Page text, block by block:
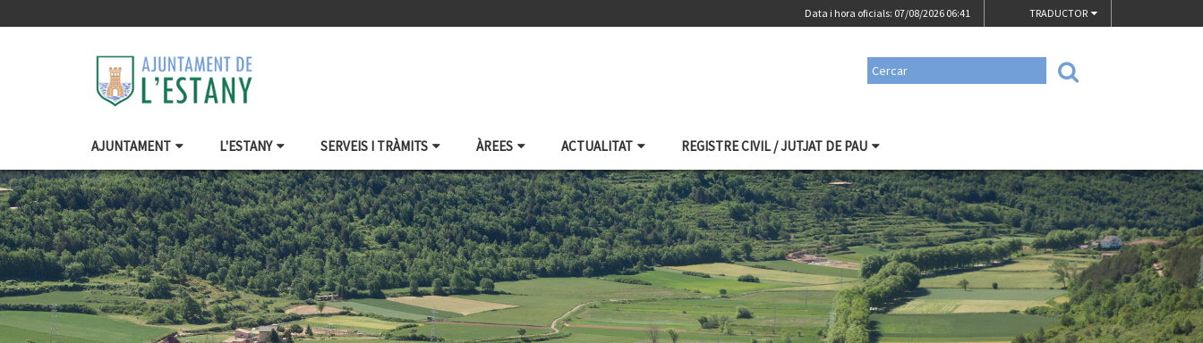
Data i hora oficials: 07/08/2026 06:41 TRADUCTOR
AJUNTAMENT L'ESTANY SERVEIS I TRÀMITS ÀREES ACTUALITAT REGISTRE CIVIL / JUTJAT DE PAU